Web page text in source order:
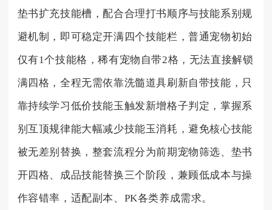
垫书扩充技能槽，配合合理打书顺序与技能系别规
避机制，即可稳定开满四个技能栏，普通宠物初始
仅有1个技能格，稀有宠物自带2格，无法直接解锁
满四格，全程无需依靠洗髓道具刷新自带技能，只
靠持续学习低价技能玉触发新增格子判定，掌握系
别互顶规律能大幅减少技能玉消耗，避免核心技能
被无差别替换，整套流程分为前期宠物筛选、垫书
开四格、成品技能替换三个阶段，兼顾低成本与操
作容错率，适配副本、PK各类养成需求。